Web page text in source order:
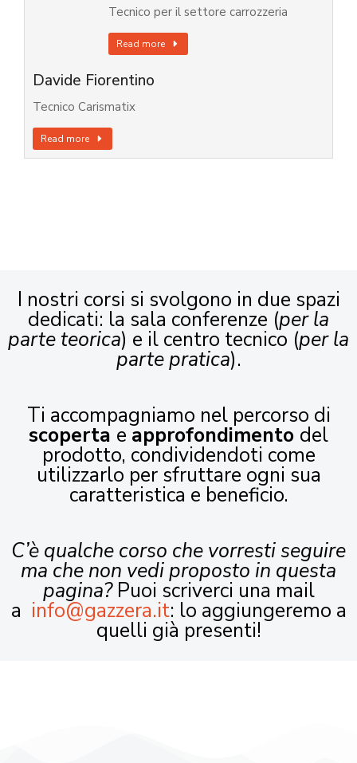
Tecnico per il settore carrozzeria
Read more
Davide Fiorentino
Tecnico Carismatix
Read more
I nostri corsi si svolgono in due spazi
dedicati: la sala conferenze (per la
parte teorica) e il centro tecnico (per la
parte pratica).
Ti accompagniamo nel percorso di
scoperta e approfondimento del
prodotto, condividendoti come
utilizzarlo per sfruttare ogni sua
caratteristica e beneficio.
C’è qualche corso che vorresti seguire
ma che non vedi proposto in questa
pagina?Puoi scriverci una mail
a info@gazzera.it: lo aggiungeremo a
quelli già presenti!